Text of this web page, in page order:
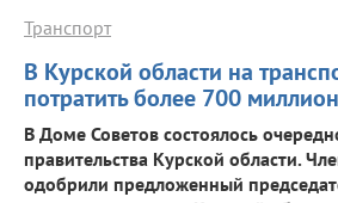
В Курской области на
потратить более 700
Транспорт
В Доме Советов состоялось
правительства Курской области.
одобрили предложенный